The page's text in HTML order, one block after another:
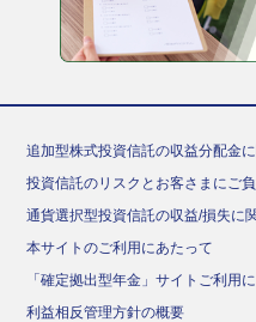
追加型株式投資信託の収益分配金
投資信託のリスクとお客さまにご
通貨選択型投資信託の収益/損失に
本サイトのご利用にあたって
「確定拠出型年金」サイトご利用
利益相反管理方針の概要